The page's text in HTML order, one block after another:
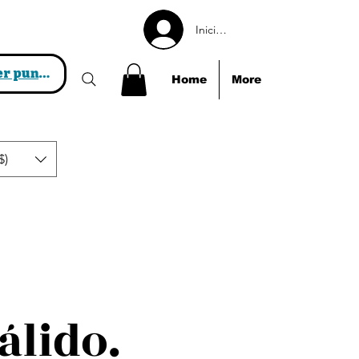
Ver puntos
Iniciar sesión
Home More